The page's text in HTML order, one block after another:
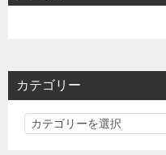
カテゴリー
カ